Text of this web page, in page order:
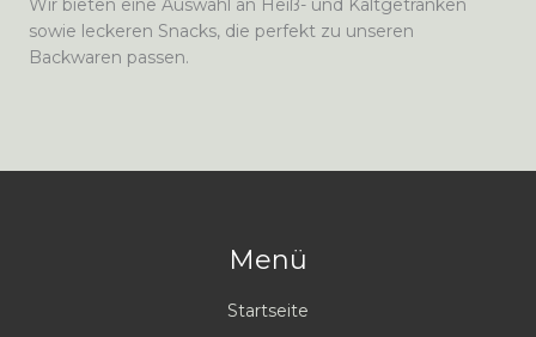
Wir bieten eine Auswahl an Heiß- und Kaltgetränken
sowie leckeren Snacks, die perfekt zu unseren
Backwaren passen.
Menü
Startseite